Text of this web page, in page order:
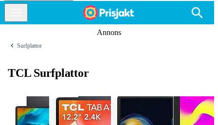
Annons
Surfplattor
TCL Surfplattor